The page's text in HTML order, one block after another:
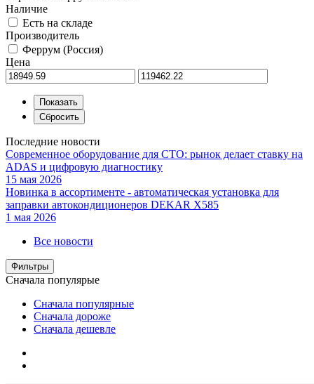
Наличие
Есть на складе
Производитель
Феррум (Россия)
Цена
Последние новости
Современное оборудование для СТО: рынок делает ставку на
ADAS и цифровую диагностику
15 мая 2026
Новинка в ассортименте - автоматическая установка для
заправки автокондиционеров DEKAR X585
1 мая 2026
Все новости
Фильтры
Сначала популярые
Сначала популярные
Сначала дороже
Сначала дешевле